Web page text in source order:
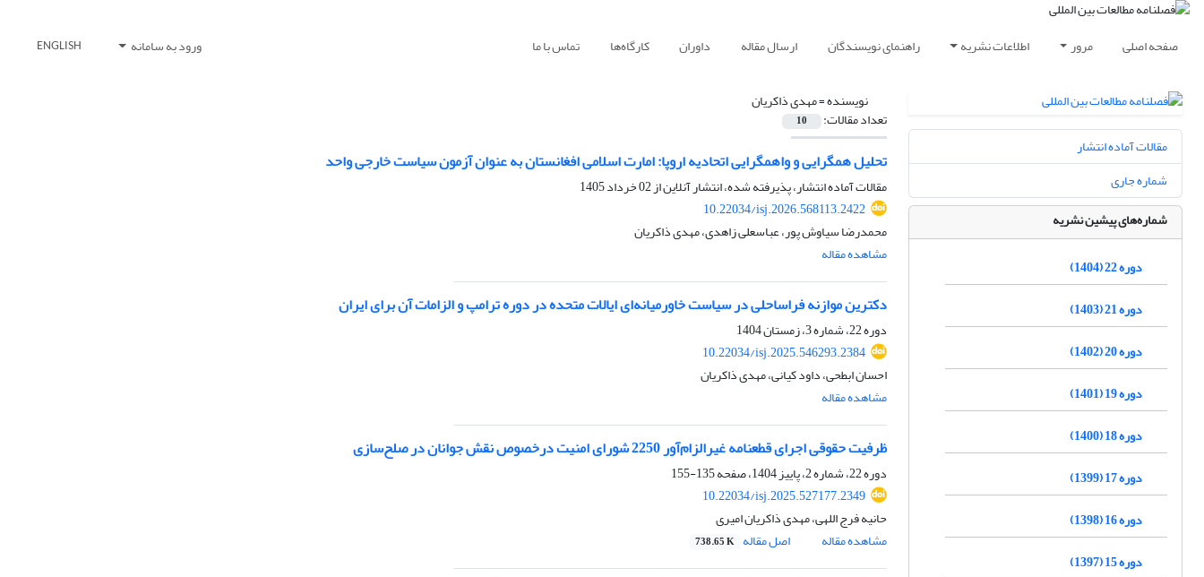
صفحه اصلی مرور اطلاعات نشریه راهنمای نویسندگان ارسال مقاله داوران کارگاه‌ها تماس با ما ورود به سامانه ENGLISH
نویسنده =مهدی ذاکریان
تعداد مقالات: 10
تحلیل همگرایی و واهمگرایی اتحادیه اروپا: امارت اسلامی افغانستان به عنوان آزمون سیاست خارجی واحد
مقالات آماده انتشار، پذیرفته شده، انتشار آنلاین از02 خرداد 1405
10.22034/isj.2026.568113.2422
محمدرضا سیاوش پور، عباسعلی زاهدی، مهدی ذاکریان
مشاهده مقاله
دکترین موازنه فراساحلی در سیاست خاورمیانه‌ای ایالات متحده در دوره ترامپ و الزامات آن برای ایران
دوره 22، شماره 3، زمستان 1404
10.22034/isj.2025.546293.2384
احسان ابطحی، داود کیانی، مهدی ذاکریان
مشاهده مقاله
ظرفیت حقوقی اجرای قطعنامه غیرالزام‌آور 2250 شورای امنیت درخصوص نقش جوانان در صلح‌سازی
دوره 22، شماره 2، پاییز 1404، صفحه
135-155
10.22034/isj.2025.527177.2349
حانیه فرج اللهی، مهدی ذاکریان امیری
مشاهده مقاله
اصل مقاله 738.65 K
مقالات آماده انتشار
شماره جاری
شماره‌های پیشین نشریه
دوره 22 (1404)
دوره 21 (1403)
دوره 20 (1402)
دوره 19 (1401)
دوره 18 (1400)
دوره 17 (1399)
دوره 16 (1398)
دوره 15 (1397)